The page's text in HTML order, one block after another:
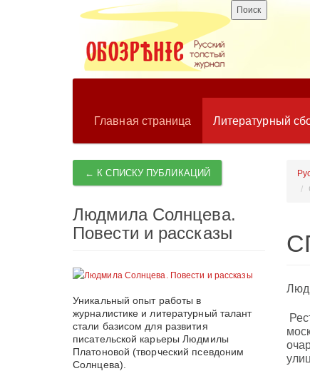
Главная страница Литературный
← К СПИСКУ ПУБЛИКАЦИЙ
Людмила Солнцева.
Повести и рассказы
Уникальный опыт работы в
журналистике и литературный талант
стали базисом для развития
писательской карьеры Людмилы
Платоновой (творческий псевдоним
Солнцева).